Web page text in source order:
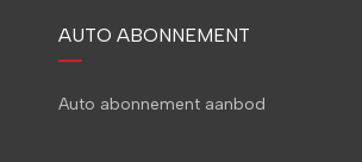
AUTO ABONNEMENT
Auto abonnement aanbod